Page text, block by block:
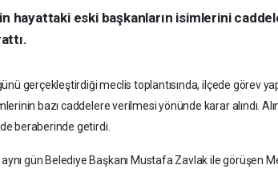
hayattaki eski başkanların isimlerini
gerçekleştirdiği meclis toplantısında, ilçede görev
bazı caddelere verilmesi yönünde karar alındı.
beraberinde getirdi.
aynı gün Belediye Başkanı Mustafa Zavlak ile görüşen